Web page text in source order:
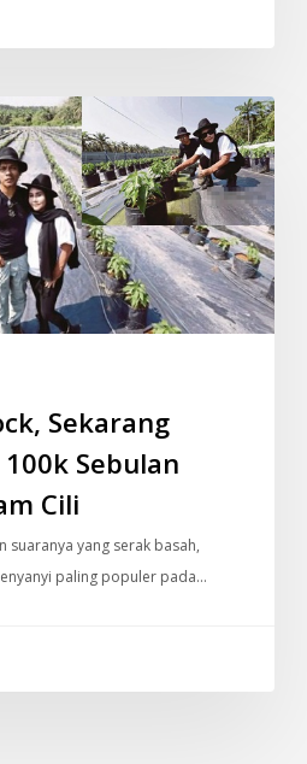
Sekarang
Sebulan
Cili
suaranya yang serak basah,
paling populer pada…